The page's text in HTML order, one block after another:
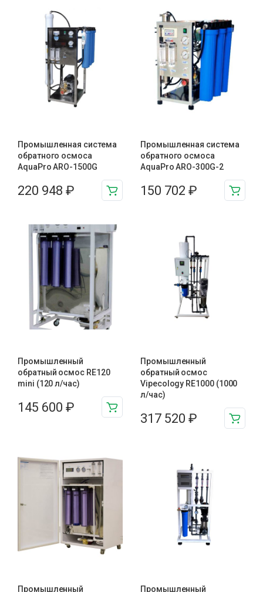
Промышленная система
обратного осмоса
AquaPro ARO-1500G
220 948 ₽
Промышленная система
обратного осмоса
AquaPro ARO-300G-2
150 702 ₽
Промышленный
обратный осмос RE120
mini (120 л/час)
145 600 ₽
Промышленный
обратный осмос
Vipecology RE1000 (1000
л/час)
317 520 ₽
Промышленный
Промышленный